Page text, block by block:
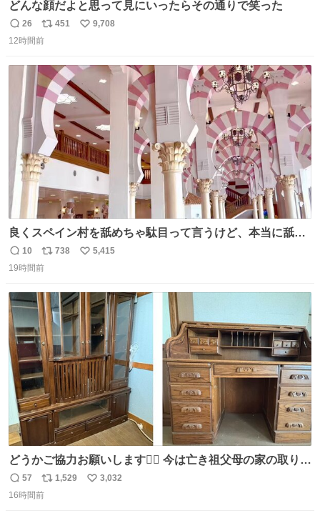
どんな顔だよと思って見にいったらその通りで笑った
返
信
26
リ
ポ
ト
数
451
い
9,708
12時間前
良くスペイン村を舐めちゃ駄目って言うけど、本当に舐め
ちゃ行けないのはスペィン村ホテル🏛🏨 だってロビーから
中庭抜けるだけでこの有様🤩 ディズニーホテル泊まってる
ニャは益々素晴らしい場所になってる
返
信
10
リ
ポ
ト
数
738
い
数
5,415
19時間前
どうかご協力お願いします🙇‍♂️ 今は亡き祖父母の家の取り壊
しが決まり、どうしても処分して欲しくない食器棚と机の
引き取り手を探しております この2つは私の祖母が当初一
返
信
57
リ
ポ
1,529
い
3,032
16時間前